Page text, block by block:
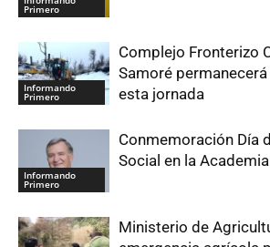
Primero
Informando
Primero
Complejo Fronterizo
Samoré
esta jornada
Informando
Primero
Conmemoración Día
Social en la Academia
Ministerio de